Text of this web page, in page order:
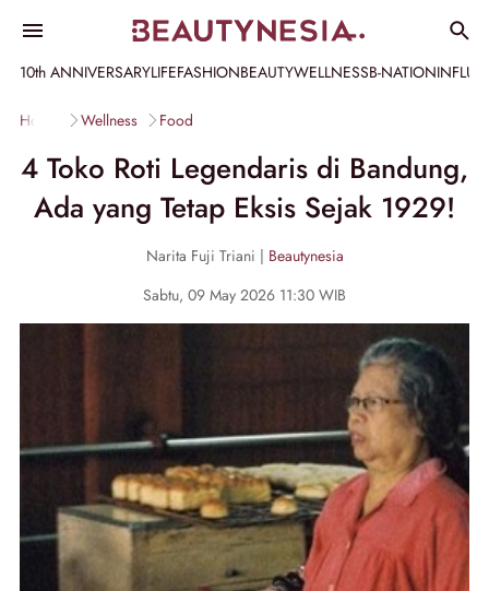
10th ANNIVERSARYLIFEFASHIONBEAUTYWELLNESSB-NATION
Home Wellness Food
4 Toko Roti Legendaris di Bandung,
Ada yang Tetap Eksis Sejak 1929!
Narita Fuji Triani | Beautynesia
Sabtu, 09 May 2026 11:30 WIB